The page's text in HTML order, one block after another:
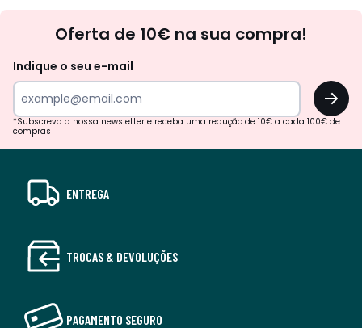
Oferta de 10€ na sua compra!
Indique o seu e-mail
OK
*Subscreva a nossa newsletter e receba uma redução de 10€ a cada 100€ de
compras
ENTREGA
TROCAS & DEVOLUÇÕES
PAGAMENTO SEGURO